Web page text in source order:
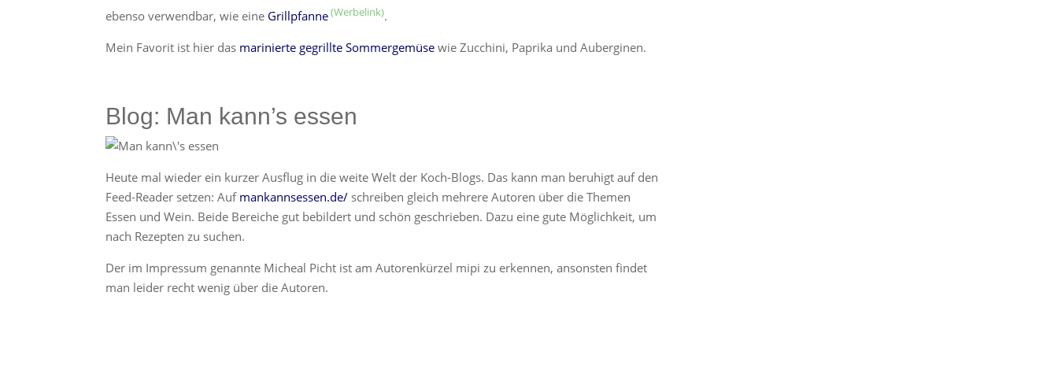
ebenso verwendbar, wie eine Grillpfanne
.
Mein Favorit ist hier das marinierte gegrillte Sommergemüse wie Zucchini, Paprika und Auberginen.
Blog: Man kann’s essen
Heute mal wieder ein kurzer Ausflug in die weite Welt der Koch-Blogs. Das kann man beruhigt auf den
Feed-Reader setzen: Auf mankannsessen.de/ schreiben gleich mehrere Autoren über die Themen
Essen und Wein. Beide Bereiche gut bebildert und schön geschrieben. Dazu eine gute Möglichkeit, um
nach Rezepten zu suchen.
Der im Impressum genannte Micheal Picht ist am Autorenkürzel mipi zu erkennen, ansonsten findet
man leider recht wenig über die Autoren.